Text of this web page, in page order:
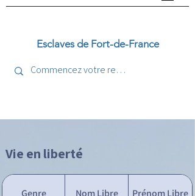
Esclaves de Fort-de-France
Vie en liberté
Genre Nom Libre Prénom Libre